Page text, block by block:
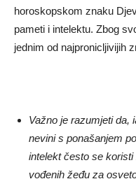
horoskopskom znaku
pameti i intelektu. Zbog
jednim od najpronicljivijih
Važno je razumjeti da,
nevini s ponašanjem
intelekt često se
vođenih žeđu za